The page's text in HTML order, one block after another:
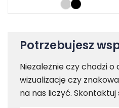
20.48 zł
Potrzebujesz
Niezależnie czy chodzi
wizualizację czy
na nas liczyć. Skontaktuj